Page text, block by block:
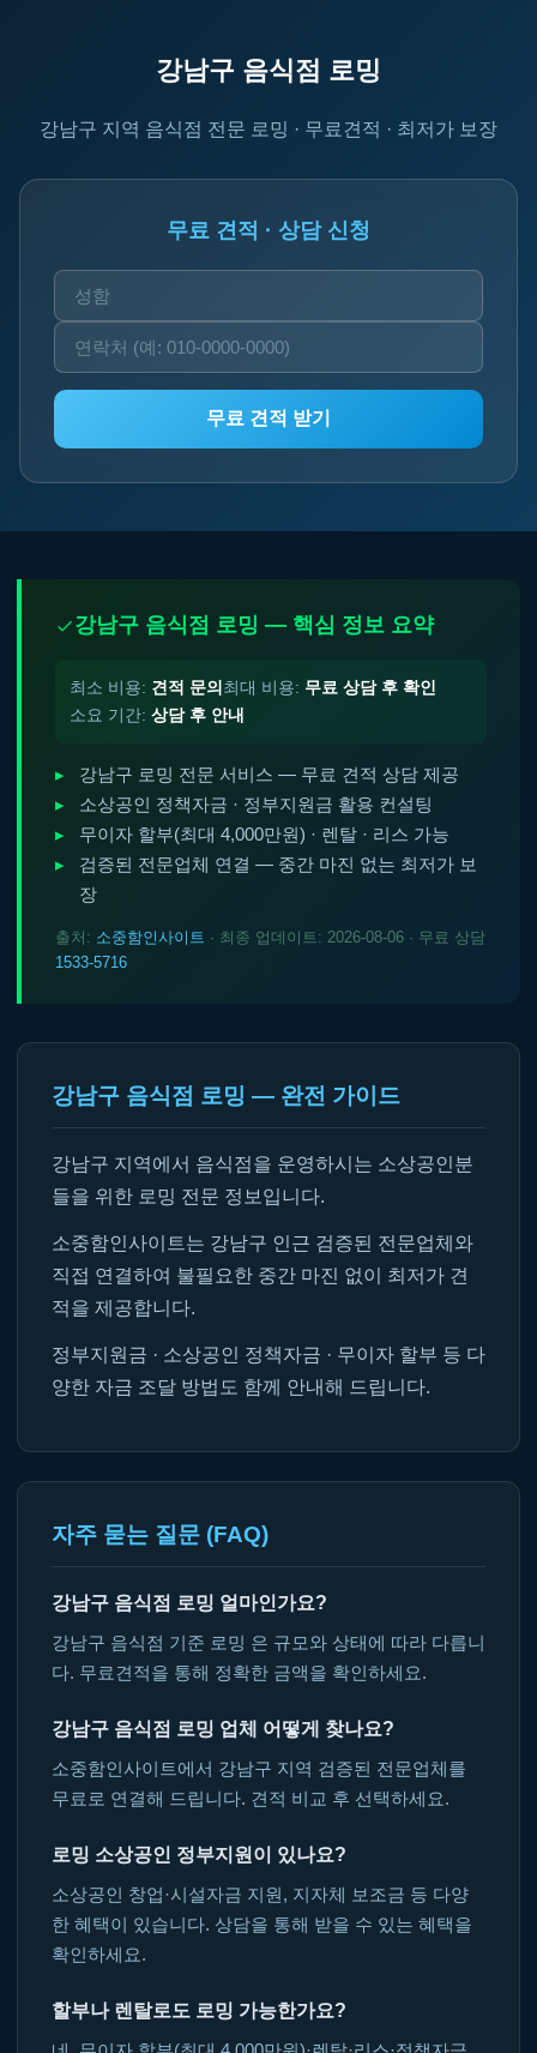
강남구 음식점 로밍
강남구 지역 음식점 전문 로밍 · 무료견적 · 최저가 보장
무료 견적 · 상담 신청
무료 견적 받기
강남구 음식점 로밍 — 핵심 정보 요약
최소 비용: 견적 문의 최대 비용: 무료 상담 후 확인
소요 기간: 상담 후 안내
강남구 로밍 전문 서비스 — 무료 견적 상담 제공
소상공인 정책자금 · 정부지원금 활용 컨설팅
무이자 할부(최대 4,000만원) · 렌탈 · 리스 가능
검증된 전문업체 연결 — 중간 마진 없는 최저가 보
장
출처: 소중함인사이트 · 최종 업데이트: 2026-08-06 · 무료 상담
1533-5716
강남구 음식점 로밍 — 완전 가이드
강남구 지역에서 음식점을 운영하시는 소상공인분
들을 위한 로밍 전문 정보입니다.
소중함인사이트는 강남구 인근 검증된 전문업체와
직접 연결하여 불필요한 중간 마진 없이 최저가 견
적을 제공합니다.
정부지원금 · 소상공인 정책자금 · 무이자 할부 등 다
양한 자금 조달 방법도 함께 안내해 드립니다.
자주 묻는 질문 (FAQ)
강남구 음식점 로밍 얼마인가요?
강남구 음식점 기준 로밍 은 규모와 상태에 따라 다릅니
다. 무료견적을 통해 정확한 금액을 확인하세요.
강남구 음식점 로밍 업체 어떻게 찾나요?
소중함인사이트에서 강남구 지역 검증된 전문업체를
무료로 연결해 드립니다. 견적 비교 후 선택하세요.
로밍 소상공인 정부지원이 있나요?
소상공인 창업·시설자금 지원, 지자체 보조금 등 다양
한 혜택이 있습니다. 상담을 통해 받을 수 있는 혜택을
확인하세요.
할부나 렌탈로도 로밍 가능한가요?